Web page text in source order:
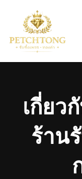
to
content
เกี่ยว
ร้าน